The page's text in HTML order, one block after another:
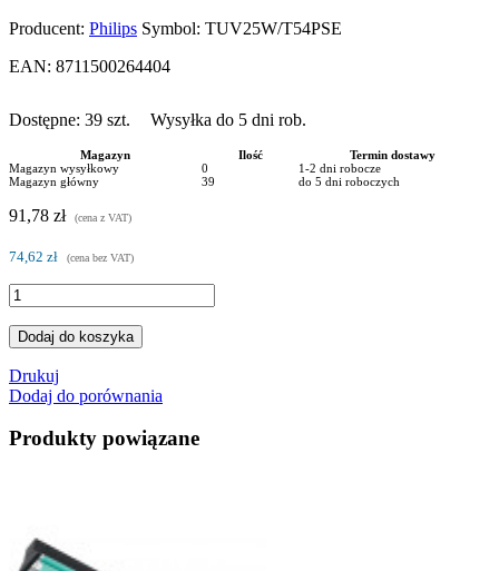
Producent: Philips Symbol: TUV25W/T54PSE
EAN: 8711500264404
Dostępne: 39 szt. Wysyłka do 5 dni rob.
Magazyn Ilość
Termin dostawy
Magazyn wysyłkowy
0
1-2 dni robocze
Magazyn główny
39 do 5 dni roboczych
91,78 zł (cena z VAT)
74,62 zł (cena bez VAT)
Dodaj do koszyka
Drukuj
Dodaj do porównania
Produkty powiązane